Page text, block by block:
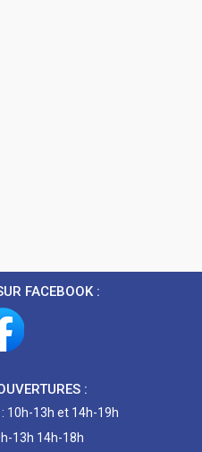
FACEBOOK :
:
10h-13h et 14h-19h
13h 14h-18h